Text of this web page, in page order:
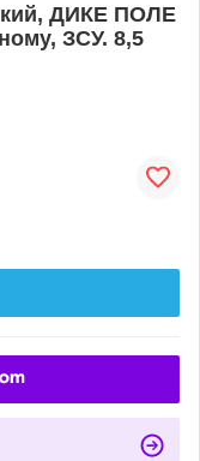
ДИКЕ ПОЛЕ
ЗСУ. 8,5